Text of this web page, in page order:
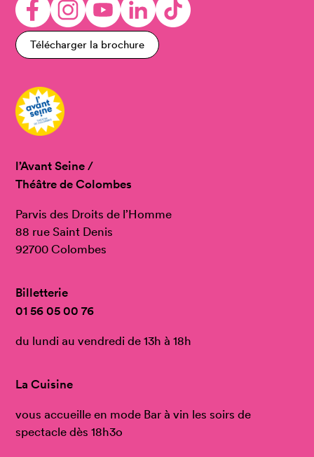
Télécharger la brochure
l’Avant Seine /
Théâtre de Colombes
Parvis des Droits de l’Homme
88 rue Saint Denis
92700 Colombes
Billetterie
01 56 05 00 76
du lundi au vendredi de 13h à 18h
La Cuisine
vous accueille en mode Bar à vin les soirs de
spectacle dès 18h3o